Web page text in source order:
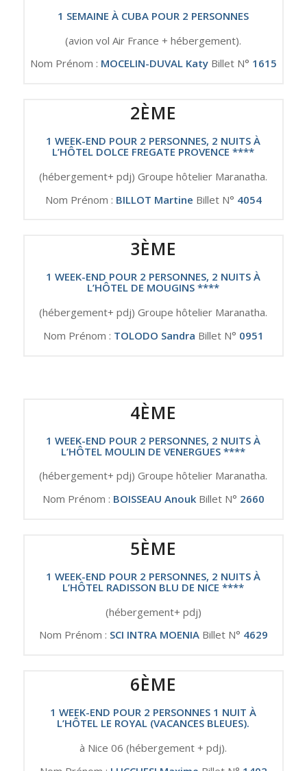
1 SEMAINE À CUBA POUR 2 PERSONNES
(avion vol Air France + hébergement).
Nom Prénom : MOCELIN-DUVAL KatyBillet N° 1615
2ÈME
1 WEEK-END POUR 2 PERSONNES, 2 NUITS À
L’HÔTEL DOLCE FREGATE PROVENCE ****
(hébergement+ pdj) Groupe hôtelier Maranatha.
Nom Prénom : BILLOT Martine Billet N° 4054
3ÈME
1 WEEK-END POUR 2 PERSONNES, 2 NUITS À
L’HÔTEL DE MOUGINS ****
(hébergement+ pdj) Groupe hôtelier Maranatha.
Nom Prénom : TOLODO Sandra Billet N° 0951
4ÈME
1 WEEK-END POUR 2 PERSONNES, 2 NUITS À
L’HÔTEL MOULIN DE VENERGUES ****
(hébergement+ pdj) Groupe hôtelier Maranatha.
Nom Prénom : BOISSEAU AnoukBillet N° 2660
5ÈME
1 WEEK-END POUR 2 PERSONNES, 2 NUITS À
L’HÔTEL RADISSON BLU DE NICE ****
(hébergement+ pdj)
Nom Prénom : SCI INTRA MOENIA Billet N° 4629
6ÈME
1 WEEK-END POUR 2 PERSONNES 1 NUIT À
L’HÔTEL LE ROYAL (VACANCES BLEUES).
à Nice 06 (hébergement + pdj).